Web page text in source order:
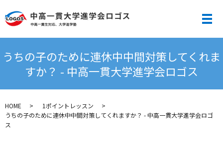
メ
うちの子のために連休中中間対策してくれま
すか？ - 中高一貫大学進学会ロゴス
HOME
1ポイントレッスン
うちの子のために連休中中間対策してくれますか？ - 中高一貫大学進学会ロゴ
ス